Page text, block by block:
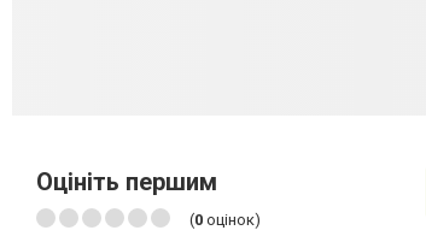
Оцініть першим
(0 оцінок)